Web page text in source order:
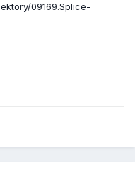
09169.Splice-